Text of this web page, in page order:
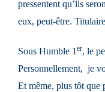
pressentent qu’ils
eux, peut-être.
Sous Humble 1 er, le
Personnellement, je
Et même, plus tôt que